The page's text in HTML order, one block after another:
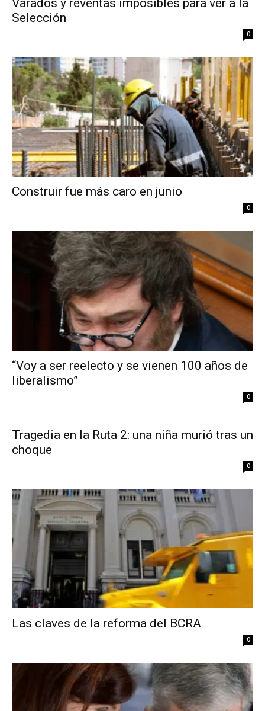
Varados y reventas imposibles para ver a la
Selección
0
Construir fue más caro en junio
0
“Voy a ser reelecto y se vienen 100 años de
liberalismo”
0
Tragedia en la Ruta 2: una niña murió tras un
choque
0
Las claves de la reforma del BCRA
0